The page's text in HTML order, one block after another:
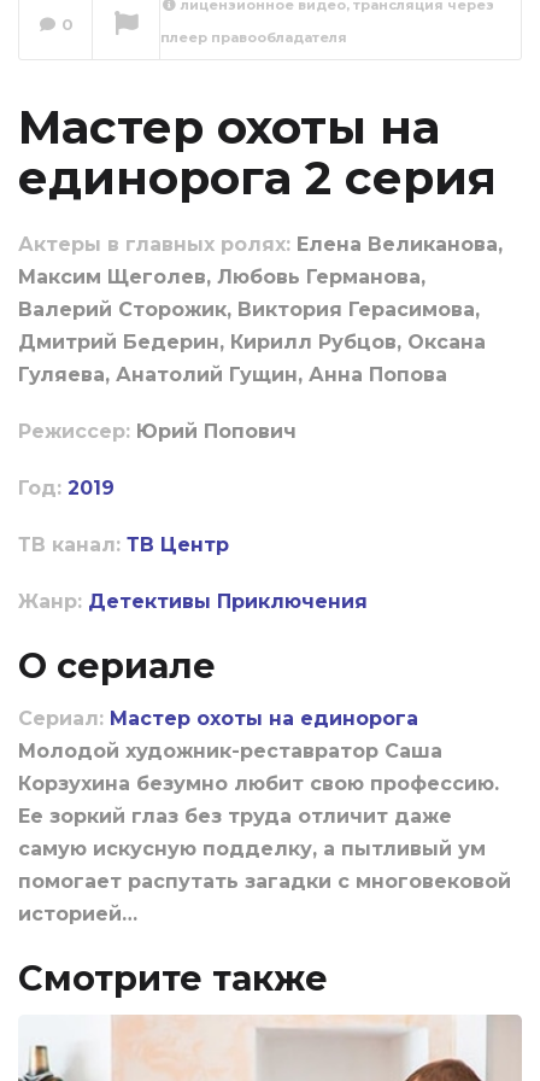
Мастер охоты на
0
лицензионное видео, трансляция через
плеер правообладателя
Мастер охоты на
единорога 2 серия
Актеры в главных ролях: Елена Великанова,
Максим Щеголев, Любовь Германова,
Валерий Сторожик, Виктория Герасимова,
Дмитрий Бедерин, Кирилл Рубцов, Оксана
Гуляева, Анатолий Гущин, Анна Попова
Режиссер: Юрий Попович
Год: 2019
ТВ канал: ТВ Центр
Жанр: Детективы Приключения
О сериале
Сериал: Мастер охоты на единорога
Молодой художник-реставратор Саша
Корзухина безумно любит свою профессию.
Ее зоркий глаз без труда отличит даже
самую искусную подделку, а пытливый ум
помогает распутать загадки с многовековой
историей…
Смотрите также